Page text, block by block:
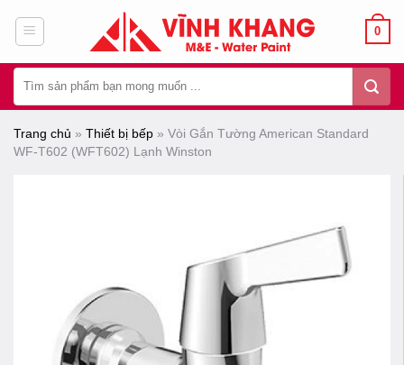
dung
0
kiếm:
Trang chủ » Thiết bị bếp » Vòi Gắn Tường American Standard
WF-T602 (WFT602) Lạnh Winston